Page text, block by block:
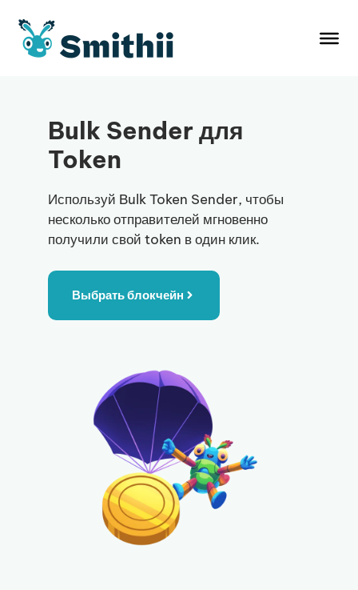
содержимому
Bulk Sender для
Token
Используй Bulk Token Sender, чтобы
несколько отправителей мгновенно
получили свой token в один клик.
Выбрать блокчейн